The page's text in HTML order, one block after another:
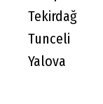
Tekirdağ
Tunceli
Yalova